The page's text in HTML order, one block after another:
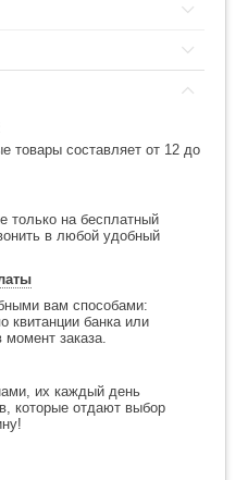
товары составляет от 12 до
только на бесплатный
в любой удобный
вам способами:
квитанции банка или
момент заказа.
их каждый день
которые отдают выбор